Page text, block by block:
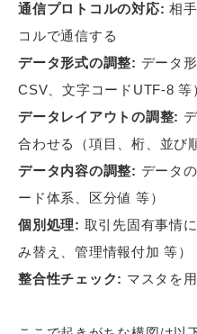
通信プロトコルの対応: 相
コルで通信する
データ形式の調整: データ
CSV、文字コードUTF-8 等
データレイアウトの調整:
合わせる（項目、桁、並び
データ内容の調整: データ
ード体系、区分値 等）
個別処理: 取引先固有事情
み替え、管理情報付加 等）
整合性チェック: マスタを